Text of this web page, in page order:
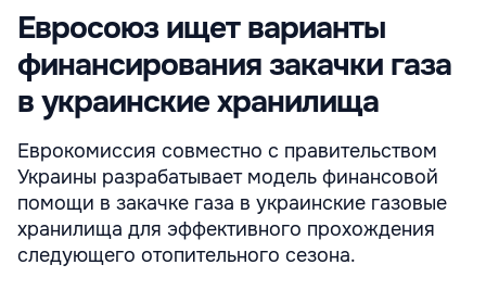
Евросоюз ищет варианты
финансирования закачки газа
в украинские хранилища
Еврокомиссия совместно с правительством
Украины разрабатывает модель финансовой
помощи в закачке газа в украинские газовые
хранилища для эффективного прохождения
следующего отопительного сезона.